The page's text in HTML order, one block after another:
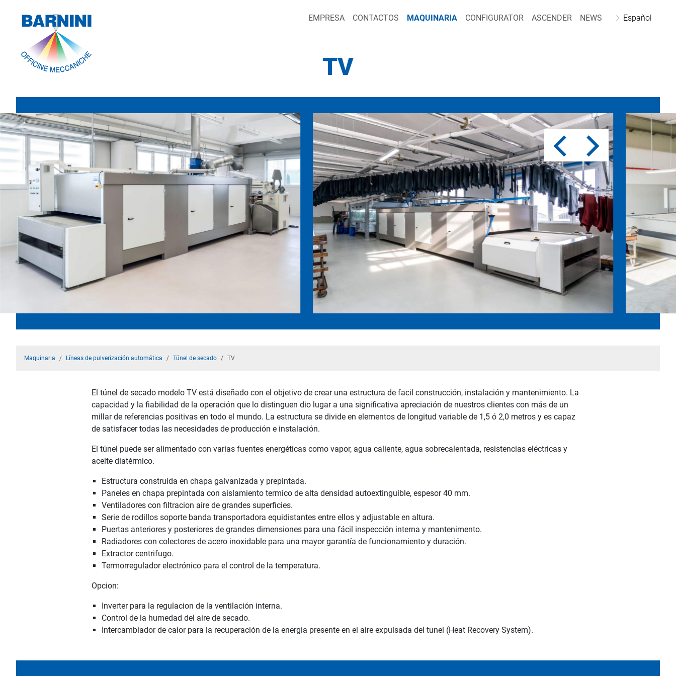
EMPRESA CONTACTOS MAQUINARIA CONFIGURATOR ASCENDER NEWS Español
TV
Maquinaria Líneas de pulverización automática Túnel de secado TV
El túnel de secado modelo TV está diseñado con el objetivo de crear una estructura de facil construcción, instalación y mantenimiento. La
capacidad y la fiabilidad de la operación que lo distinguen dio lugar a una significativa apreciación de nuestros clientes con más de un
millar de referencias positivas en todo el mundo. La estructura se divide en elementos de longitud variable de 1,5 ó 2,0 metros y es capaz
de satisfacer todas las necesidades de producción e instalación.
El túnel puede ser alimentado con varias fuentes energéticas como vapor, agua caliente, agua sobrecalentada, resistencias eléctricas y
aceite diatérmico.
Estructura construida en chapa galvanizada y prepintada.
Paneles en chapa prepintada con aislamiento termico de alta densidad autoextinguible, espesor 40 mm.
Ventiladores con filtracion aire de grandes superficies.
Serie de rodillos soporte banda transportadora equidistantes entre ellos y adjustable en altura.
Puertas anteriores y posteriores de grandes dimensiones para una fácil inspección interna y mantenimento.
Radiadores con colectores de acero inoxidable para una mayor garantía de funcionamiento y duración.
Extractor centrifugo.
Termorregulador electrónico para el control de la temperatura.
Opcion:
Inverter para la regulacion de la ventilación interna.
Control de la humedad del aire de secado.
Intercambiador de calor para la recuperación de la energia presente en el aire expulsada del tunel (Heat Recovery System).